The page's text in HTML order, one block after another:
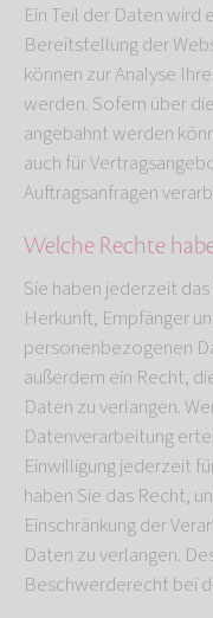
Ein Teil der Daten
Bereitstellung der
können zur Analyse
werden. Sofern über
angebahnt werden
auch für
Auftragsanfragen
Welche Rechte
Sie haben jederzeit
Herkunft, Empfänger
personenbezogenen
außerdem ein Recht,
Daten zu verlangen.
Datenverarbeitung
Einwilligung jederzeit
haben Sie das Recht,
Einschränkung der
Daten zu verlangen.
Beschwerderecht bei